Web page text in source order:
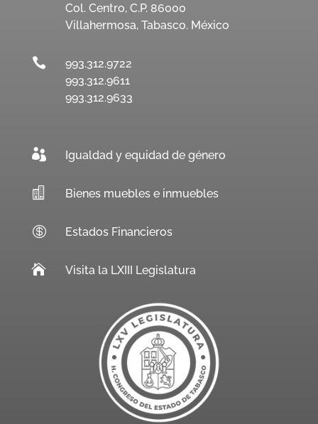
Col. Centro, C.P. 86000
Villahermosa, Tabasco. México

993.312.9722
993.312.9611
993.312.9633
 Igualdad y equidad de género
 Bienes muebles e inmuebles
 Estados Financieros
 Visita la LXIII Legislatura